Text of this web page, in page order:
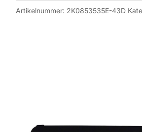
Artikelnummer: 2K0853535E-43D